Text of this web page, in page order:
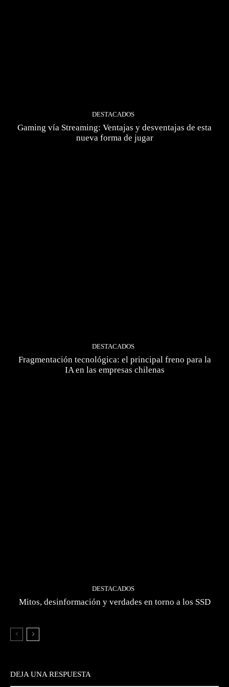
DESTACADOS
Gaming vía Streaming: Ventajas y desventajas de esta
nueva forma de jugar
DESTACADOS
Fragmentación tecnológica: el principal freno para la
IA en las empresas chilenas
DESTACADOS
Mitos, desinformación y verdades en torno a los SSD
DEJA UNA RESPUESTA